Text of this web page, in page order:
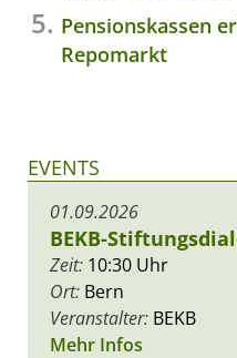
Pensionskassen
Repomarkt
EVENTS
01.09.2026
BEKB-
Zeit: 10:30 Uhr
Ort: Bern
Veranstalter: BEKB
Mehr Infos